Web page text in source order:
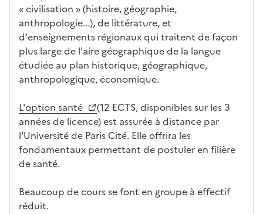
n
l
a
z
e
d
é
r
l
at
ur
e
« civilisation » (histoire, géographie,
anthropologie...), de littérature, et
d'enseignements régionaux qui traitent de façon
plus large de l'aire géographique de la langue
étudiée au plan historique, géographique,
anthropologique, économique.
L'option santé
(12 ECTS, disponibles sur les 3
années de licence) est assurée à distance par
l'Université de Paris Cité. Elle offrira les
fondamentaux permettant de postuler en filière
de santé.
Beaucoup de cours se font en groupe à effectif
réduit.